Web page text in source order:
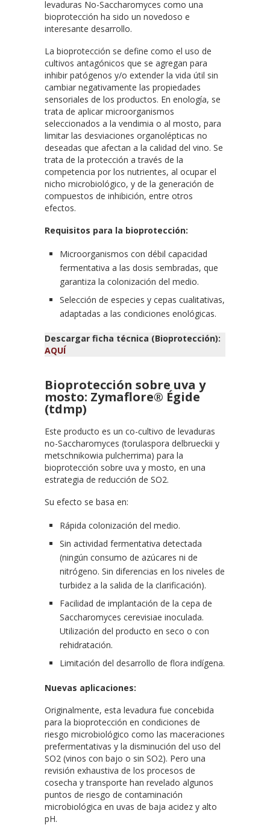
levaduras No-Saccharomyces como una
bioprotección ha sido un novedoso e
interesante desarrollo.
La bioprotección se define como el uso de
cultivos antagónicos que se agregan para
inhibir patógenos y/o extender la vida útil sin
cambiar negativamente las propiedades
sensoriales de los productos. En enología, se
trata de aplicar microorganismos
seleccionados a la vendimia o al mosto, para
limitar las desviaciones organolépticas no
deseadas que afectan a la calidad del vino. Se
trata de la protección a través de la
competencia por los nutrientes, al ocupar el
nicho microbiológico, y de la generación de
compuestos de inhibición, entre otros
efectos.
Requisitos para la bioprotección:
Microorganismos con débil capacidad
fermentativa a las dosis sembradas, que
garantiza la colonización del medio.
Selección de especies y cepas cualitativas,
adaptadas a las condiciones enológicas.
Descargar ficha técnica (Bioprotección):
AQUÍ
Bioprotección sobre uva y
mosto: Zymaflore® Égide
(tdmp)
Este producto es un co-cultivo de levaduras
no-Saccharomyces (torulaspora delbrueckii y
metschnikowia pulcherrima) para la
bioprotección sobre uva y mosto, en una
estrategia de reducción de SO2.
Su efecto se basa en:
Rápida colonización del medio.
Sin actividad fermentativa detectada
(ningún consumo de azúcares ni de
nitrógeno. Sin diferencias en los niveles de
turbidez a la salida de la clarificación).
Facilidad de implantación de la cepa de
Saccharomyces cerevisiae inoculada.
Utilización del producto en seco o con
rehidratación.
Limitación del desarrollo de flora indígena.
Nuevas aplicaciones:
Originalmente, esta levadura fue concebida
para la bioprotección en condiciones de
riesgo microbiológico como las maceraciones
prefermentativas y la disminución del uso del
SO2 (vinos con bajo o sin SO2). Pero una
revisión exhaustiva de los procesos de
cosecha y transporte han revelado algunos
puntos de riesgo de contaminación
microbiológica en uvas de baja acidez y alto
pH.